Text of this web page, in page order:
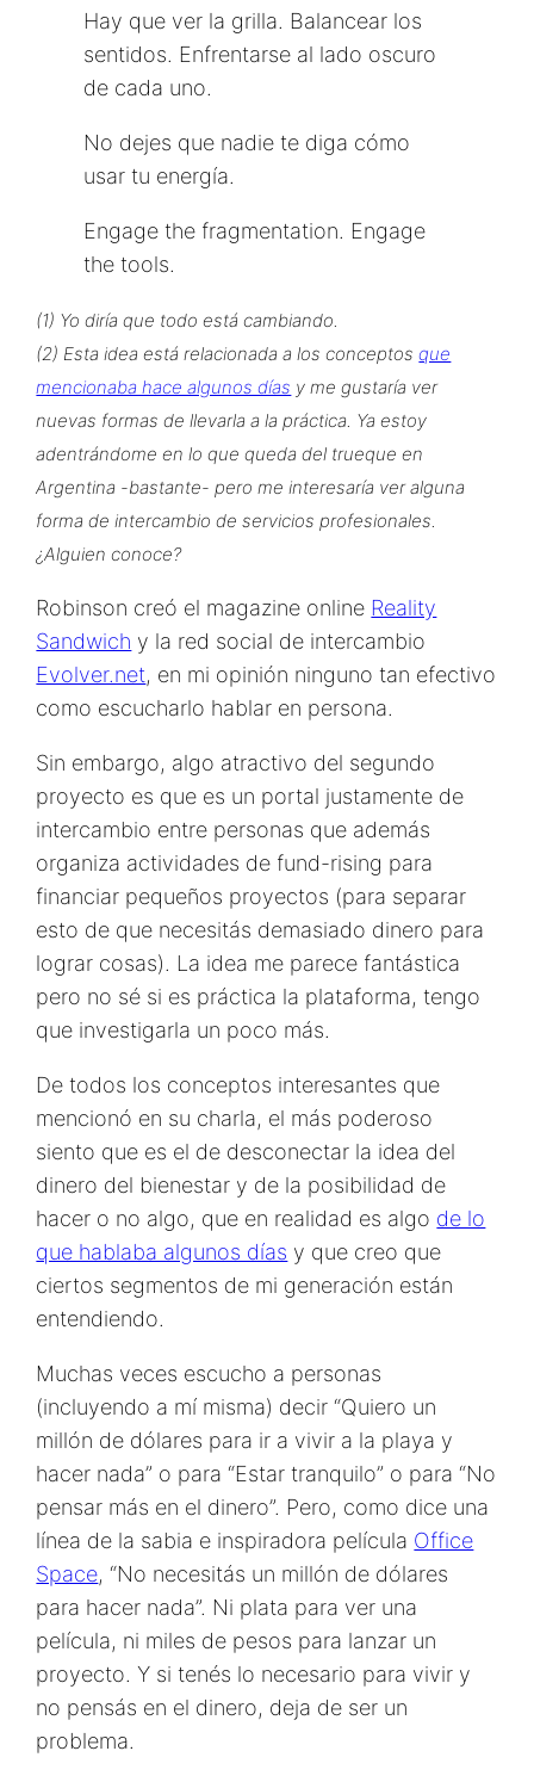
Hay que ver la grilla. Balancear los
sentidos. Enfrentarse al lado oscuro
de cada uno.
No dejes que nadie te diga cómo
usar tu energía.
Engage the fragmentation. Engage
the tools.
(1) Yo diría que todo está cambiando.
(2) Esta idea está relacionada a los conceptosque
mencionaba hace algunos días y me gustaría ver
nuevas formas de llevarla a la práctica. Ya estoy
adentrándome en lo que queda del trueque en
Argentina -bastante- pero me interesaría ver alguna
forma de intercambio de servicios profesionales.
¿Alguien conoce?
Robinson creó el magazine online Reality
Sandwich y la red social de intercambio
Evolver.net, en mi opinión ninguno tan efectivo
como escucharlo hablar en persona.
Sin embargo, algo atractivo del segundo
proyecto es que es un portal justamente de
intercambio entre personas que además
organiza actividades de fund-rising para
financiar pequeños proyectos (para separar
esto de que necesitás demasiado dinero para
lograr cosas). La idea me parece fantástica
pero no sé si es práctica la plataforma, tengo
que investigarla un poco más.
De todos los conceptos interesantes que
mencionó en su charla, el más poderoso
siento que es el de desconectar la idea del
dinero del bienestar y de la posibilidad de
hacer o no algo, que en realidad es algo de lo
que hablaba algunos días y que creo que
ciertos segmentos de mi generación están
entendiendo.
Muchas veces escucho a personas
(incluyendo a mí misma) decir “Quiero un
millón de dólares para ir a vivir a la playa y
hacer nada” o para “Estar tranquilo” o para “No
pensar más en el dinero”. Pero, como dice una
línea de la sabia e inspiradora película Office
Space, “No necesitás un millón de dólares
para hacer nada”. Ni plata para ver una
película, ni miles de pesos para lanzar un
proyecto. Y si tenés lo necesario para vivir y
no pensás en el dinero, deja de ser un
problema.